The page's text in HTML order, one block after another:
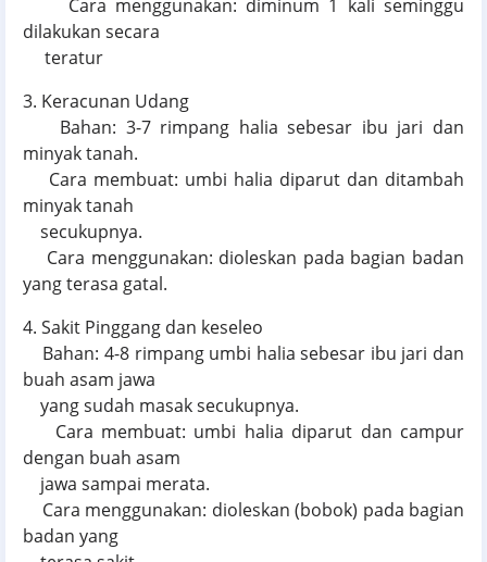
Cara menggunakan: diminum 1 kali seminggu
dilakukan secara
teratur
3. Keracunan Udang
Bahan: 3-7 rimpang halia sebesar ibu jari dan
minyak tanah.
Cara membuat: umbi halia diparut dan ditambah
minyak tanah
secukupnya.
Cara menggunakan: dioleskan pada bagian badan
yang terasa gatal.
4. Sakit Pinggang dan keseleo
Bahan: 4-8 rimpang umbi halia sebesar ibu jari dan
buah asam jawa
yang sudah masak secukupnya.
Cara membuat: umbi halia diparut dan campur
dengan buah asam
jawa sampai merata.
Cara menggunakan: dioleskan (bobok) pada bagian
badan yang